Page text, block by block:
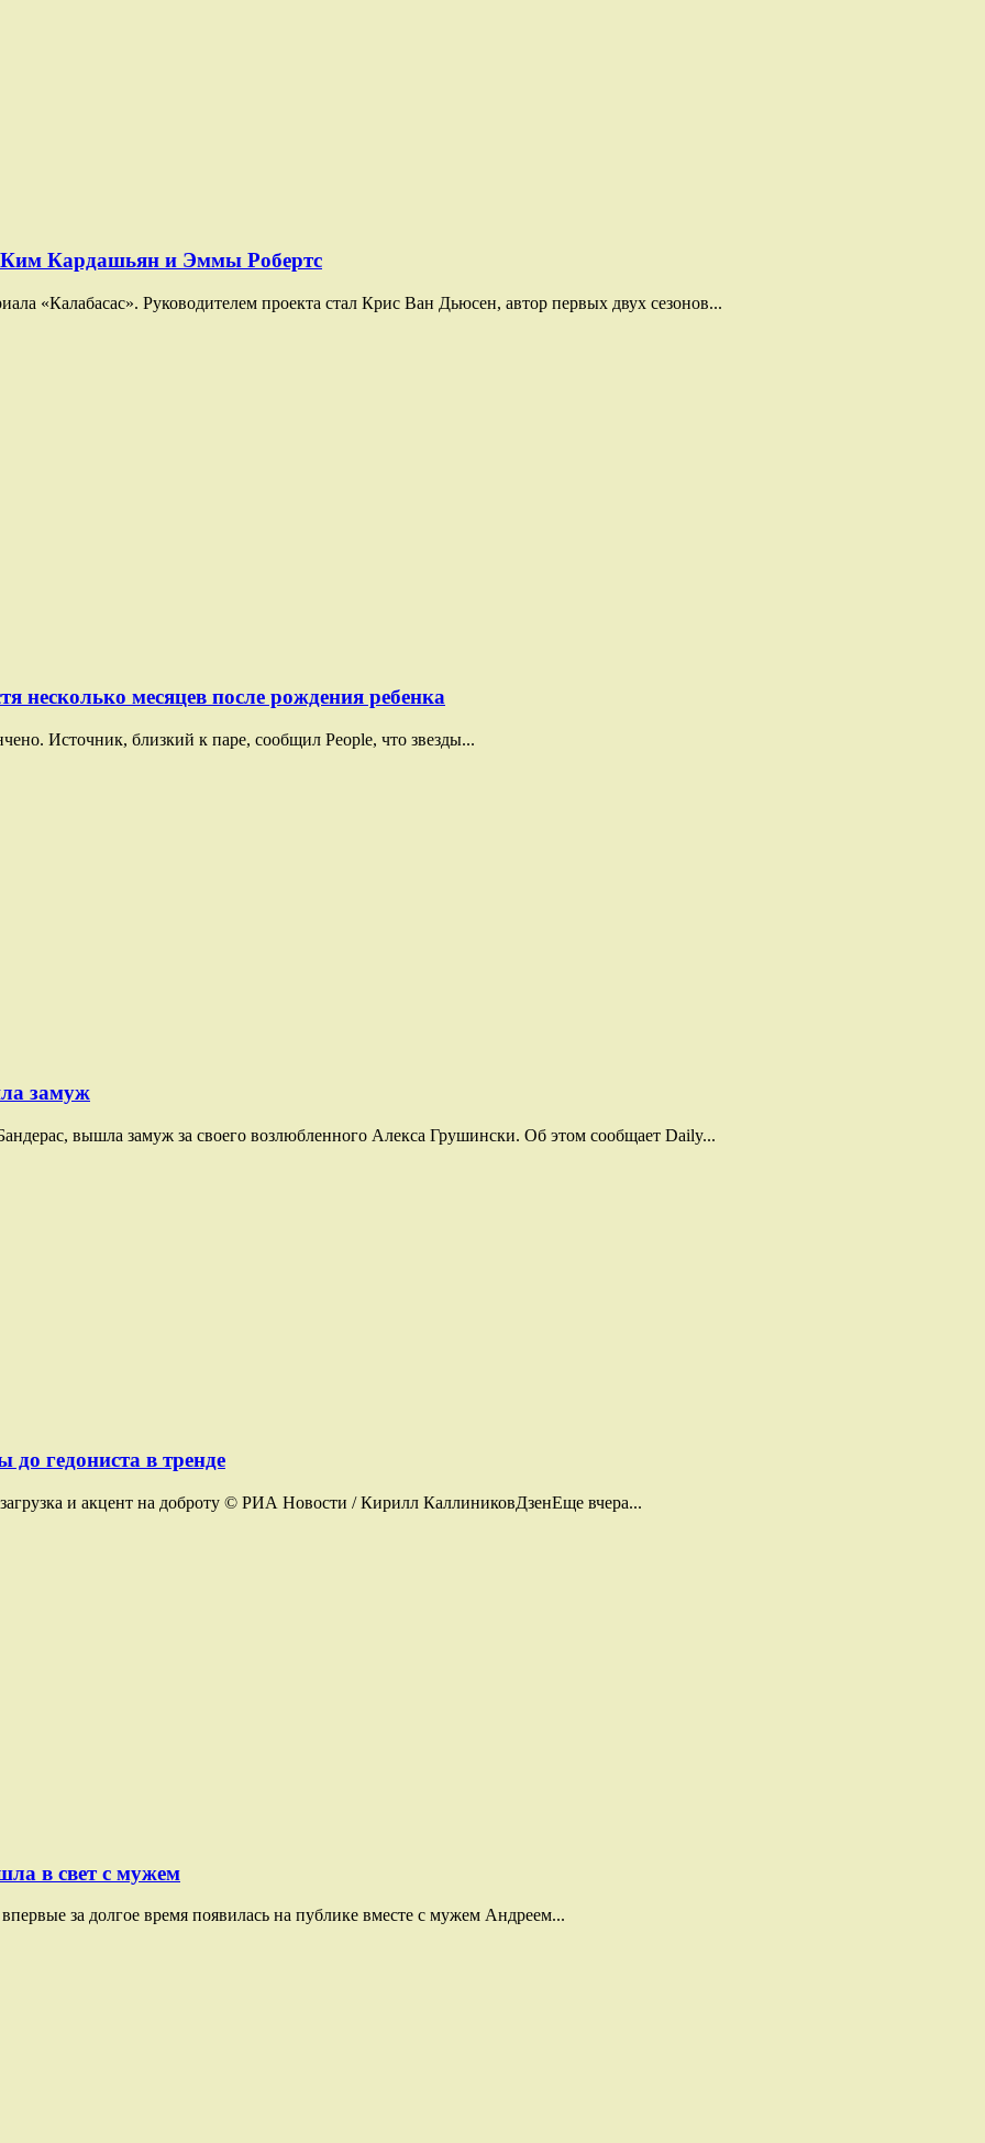
Ким Кардашьян и Эммы Робертс
«Калабасас». Руководителем проекта стал Крис Ван Дьюсен, автор первых двух сезонов...
несколько месяцев после рождения ребенка
Источник, близкий к паре, сообщил People, что звезды...
замуж
вышла замуж за своего возлюбленного Алекса Грушински. Об этом сообщает Daily...
гедониста в тренде
и акцент на доброту © РИА Новости / Кирилл КаллиниковДзенЕще вчера...
в свет с мужем
за долгое время появилась на публике вместе с мужем Андреем...